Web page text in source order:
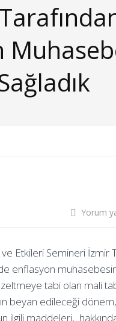
Yorum
Etkileri Semineri İzmir
enflasyon
tabi olan mali
beyan edileceği
ilgili maddeleri,